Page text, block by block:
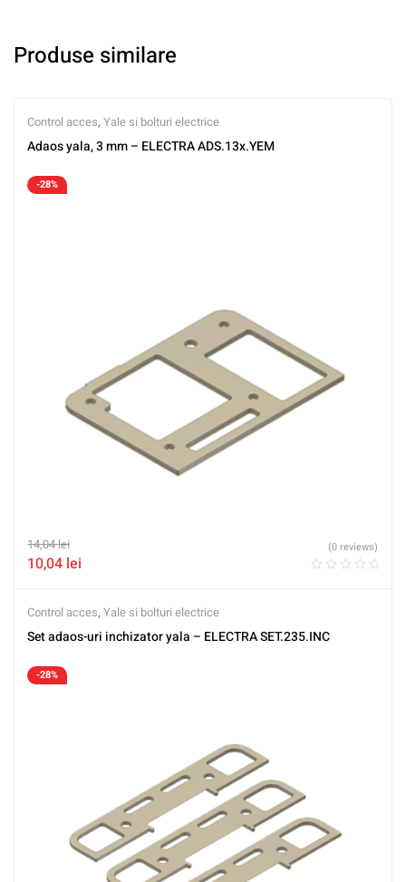
Produse similare
Control acces, Yale si bolturi electrice
Adaos yala, 3 mm – ELECTRA ADS.13x.YEM
-28%
14,04lei
10,04 lei
(0 reviews)
Control acces, Yale si bolturi electrice
Set adaos-uri inchizator yala – ELECTRA SET.235.INC
-28%